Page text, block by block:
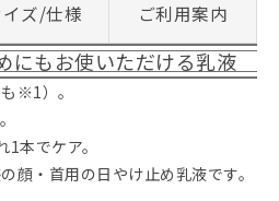
ズ/仕様 ご利用案内
にもお使いただける乳液
※1）。
本でケア。
顔・首用の日やけ止め乳液です。